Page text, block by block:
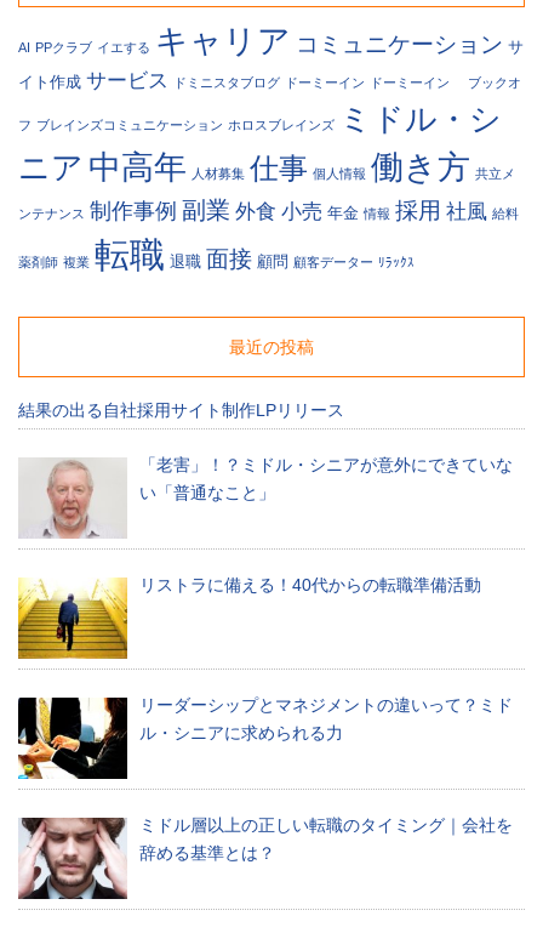
AI PPクラブ イエする キャリア コミュニケーション サ
イト作成 サービス ドミニスタブログ ドーミーイン ドーミーイン ブックオ
フ ブレインズコミュニケーション ホロスブレインズ
ミドル・シ
ニア 中高年 人材募集 仕事 個人情報 働き方 共立メ
ンテナンス 制作事例 副業 外食 小売 年金 情報 採用 社風 給料
薬剤師 複業 転職 退職 面接 顧問 顧客データー ﾘﾗｯｸｽ
最近の投稿
結果の出る自社採用サイト制作LPリリース
「老害」！？ミドル・シニアが意外にできていな
い「普通なこと」
リストラに備える！40代からの転職準備活動
リーダーシップとマネジメントの違いって？ミド
ル・シニアに求められる力
ミドル層以上の正しい転職のタイミング｜会社を
辞める基準とは？